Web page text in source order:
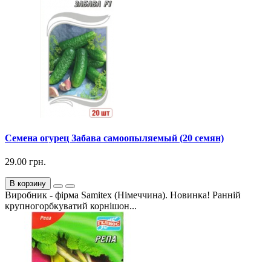
Семена огурец Забава самоопыляемый (20 семян)
29.00 грн.
В корзину
Виробник - фірма Samitex (Німеччина). Новинка! Ранній
крупногорбкуватий корнішон...